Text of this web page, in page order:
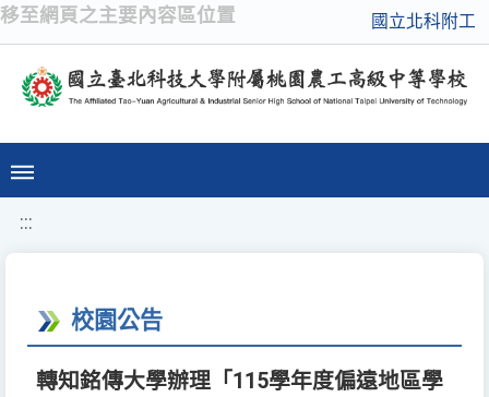
移至網頁之主要內容區位置 國立北科附工
:::
校園公告
轉知銘傳大學辦理「115學年度偏遠地區學